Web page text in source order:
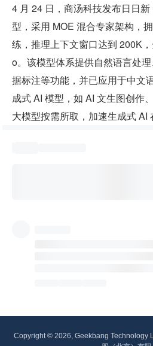
4 月 24 日，商汤科技发布日日
型，采用 MOE 混合专家架构，
练，推理上下文窗口达到 200K
o。该模型体系提供自然语言处
据标注等功能，并已应用于中文
成式 AI 模型，如 AI 文生图创作
大模型按需所取，加速生成式 AI
Copyright © 2026, Geekbang Technology